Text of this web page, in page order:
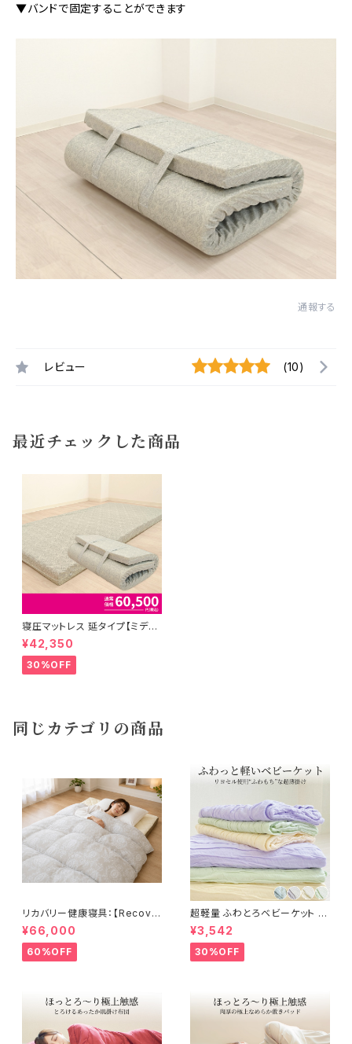
▼バンドで固定することができます
通報する
レビュー (10)
最近チェックした商品
寝圧マットレス 延タイプ【ミディ
アム】 シングルサイズ 8Ｘ97Ｘ2
00
¥42,350
30%OFF
同じカテゴリの商品
リカバリー健康寝具：【Recove
rion】リカバリオン羽毛掛け布団
プラウシオン®加工
¥66,000
60%OFF
超軽量 ふわとろベビーケット 8
5×115cm
¥3,542
30%OFF